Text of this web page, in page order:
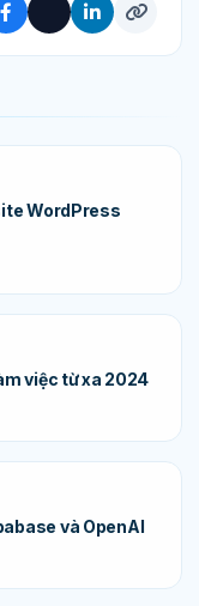
WordPress
việc từ xa 2024
và OpenAI